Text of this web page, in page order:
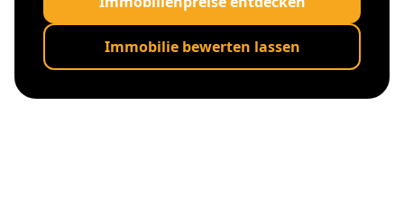
Immobilie bewerten lassen